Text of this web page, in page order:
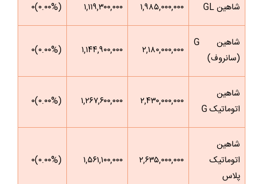
شاهین GL ۱,۹۸۵,۰۰۰,۰۰۰ ۱,۱۱۹,۳۰۰,۰۰۰ (۰.۰۰%)۰
شاهین G
(سانروف)
۲,۱۸۰,۰۰۰,۰۰۰ ۱,۱۴۴,۹۰۰,۰۰۰ (۰.۰۰%)۰
شاهین
اتوماتیک G
۲,۴۳۰,۰۰۰,۰۰۰ ۱,۲۶۷,۶۰۰,۰۰۰ (۰.۰۰%)۰
شاهین
اتوماتیک
پلاس
۲,۶۳۵,۰۰۰,۰۰۰ ۱,۵۶۱,۱۰۰,۰۰۰ (۰.۰۰%)۰